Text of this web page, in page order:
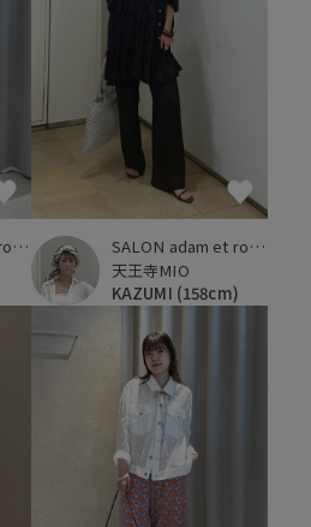
SALON adam et ropé
SALON adam et ropé
天王寺MIO
KAZUMI (158cm)